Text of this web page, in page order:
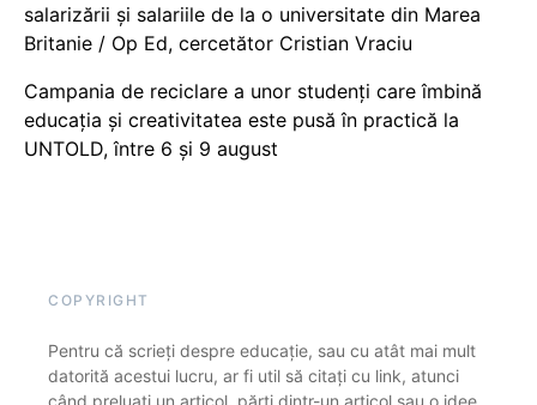
salarizării și salariile de la o universitate din Marea
Britanie / Op Ed, cercetător Cristian Vraciu
Campania de reciclare a unor studenți care îmbină
educația și creativitatea este pusă în practică la
UNTOLD, între 6 și 9 august
COPYRIGHT
Pentru că scrieți despre educație, sau cu atât mai mult
datorită acestui lucru, ar fi util să citați cu link, atunci
când preluați un articol, părți dintr-un articol sau o idee